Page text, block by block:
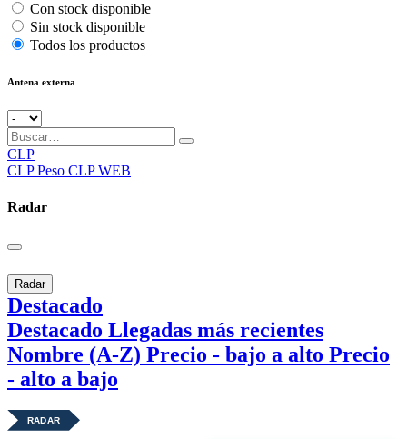
Con stock disponible
Sin stock disponible
Todos los productos
Antena externa
CLP
CLP Peso CLP WEB
Radar
Radar
Destacado
Destacado Llegadas más recientes
Nombre (A-Z) Precio - bajo a alto Precio
- alto a bajo
RADAR